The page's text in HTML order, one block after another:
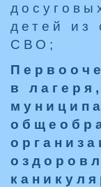
детей из
СВО;
в